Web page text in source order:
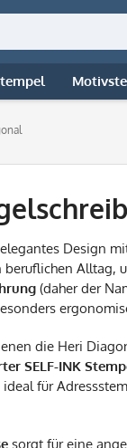
Design
Alltag,
(daher der
die Heri
SELF-INK
ideal für
sorgt für eine